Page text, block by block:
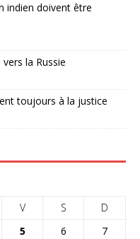
indien doivent être
la Russie
toujours à la justice
V S
D
5 6
7